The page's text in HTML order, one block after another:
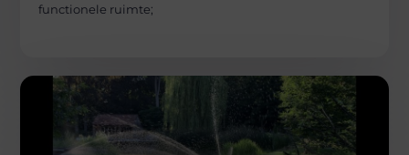
functionele ruimte;